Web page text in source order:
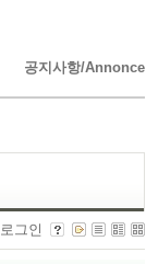
공지사항/Annonce
로그인